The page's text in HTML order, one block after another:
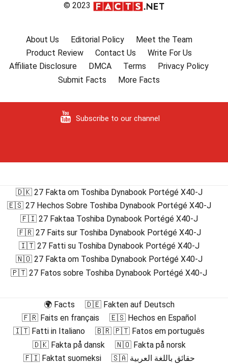
© 2023
About Us Editorial Policy
Meet the Team
Product Review
Contact Us
Write For Us
Affiliate Disclosure
DMCA Terms
Privacy Policy
Submit Facts
More Facts
Subscribe to our channel
🇩🇰 27 Fakta om Toshiba Dynabook Portégé X40-J
🇪🇸 27 Hechos Sobre Toshiba Dynabook Portégé X40-J
🇫🇮 27 Faktaa Toshiba Dynabook Portégé X40-J
🇫🇷 27 Faits sur Toshiba Dynabook Portégé X40-J
🇮🇹 27 Fatti su Toshiba Dynabook Portégé X40-J
🇳🇴 27 Fakta om Toshiba Dynabook Portégé X40-J
🇵🇹 27 Fatos sobre Toshiba Dynabook Portégé X40-J
🌍 Facts
🇩🇪 Fakten auf Deutsch
🇫🇷 Faits en français
🇪🇸 Hechos en Español
🇮🇹 Fatti in Italiano
🇧🇷 🇵🇹 Fatos em português
🇩🇰 Fakta på dansk
🇳🇴 Fakta på norsk
🇫🇮 Faktat suomeksi
🇸🇦 حقائق باللغة العربية